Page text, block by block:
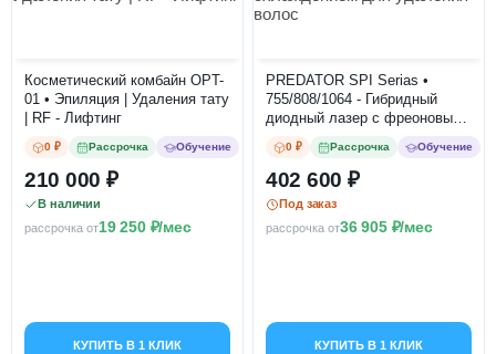
Косметический комбайн OPT-
01 • Эпиляция | Удаления тату
| RF - Лифтинг
0 ₽ Рассрочка Обучение
210 000
В наличии
рассрочка от19 250 /мес
КУПИТЬ В 1 КЛИК
PREDATOR SPI Serias •
755/808/1064 - Гибридный
диодный лазер с фреоновым
охлаждением для удаления
волос
0 ₽ Рассрочка Обучение
402 600
Под заказ
рассрочка от36 905 /мес
КУПИТЬ В 1 КЛИК